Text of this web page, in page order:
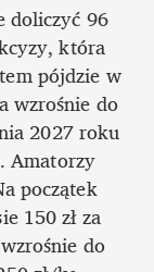
doliczyć 96
która
pójdzie w
wzrośnie do
2027 roku
Amatorzy
początek
150 zł za
do